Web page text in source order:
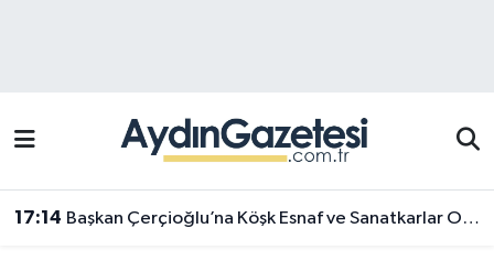
17:14 Başkan Çerçioğlu’na Köşk Esnaf ve Sanatkarlar Odası’ndan ziyaret
Efeler Trafik Yoğunluk Haritası
Süper Lig Puan Durumu ve Fikstür